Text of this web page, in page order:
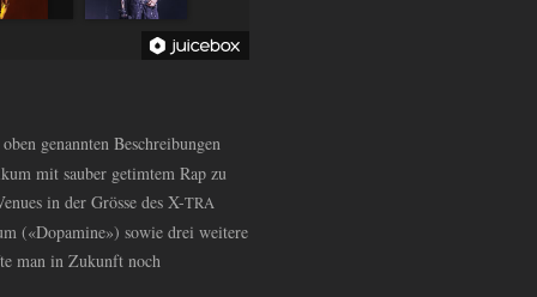
genannten Beschreibungen
mit sauber getimtem Rap zu
in der Grösse des X-TRA
(«Dopamine») sowie drei weitere
man in Zukunft noch